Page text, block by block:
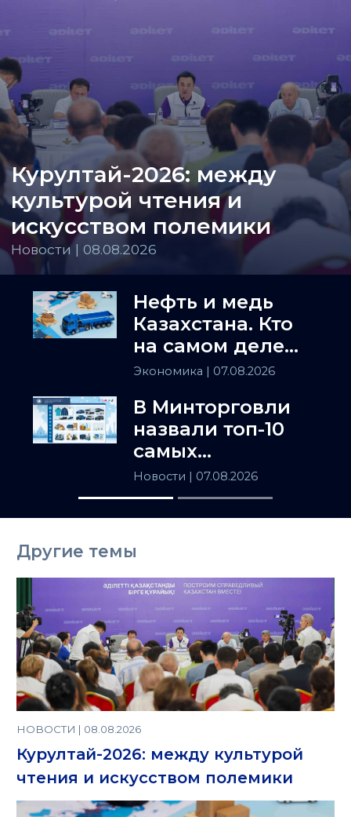
Курултай-2026: между
культурой чтения и
искусством полемики
Новости | 08.08.2026
Нефть и медь
Казахстана. Кто
на самом деле
держит
Азию
Экономика | 07.08.2026
В Минторговли
назвали топ-10
самых
популярных
товаров в
Казахстане
Новости | 07.08.2026
Другие темы
НОВОСТИ | 08.08.2026
Курултай-2026: между культурой
чтения и искусством полемики